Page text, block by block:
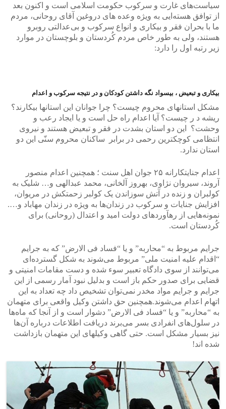
سیاست‌های غارت و سرکوب حکومت اسلامی است و اکنون بعد
از توافق هسته‌ایی به ویژه وعده های دروغین آقای روحانی، مردم
ما با بحران فقر و بیکاری و انواع سرکوب و بی‌عدالتی روبرو
هستند، ولی به طور خاص مردم کُردستان و بلوچستان در موارد
زیر رتبه اول را دارد:
بیکاری و تبعیض ، بیسواد نگه داشتن کودکان و در نتیجه سرکوب و اعدام
مشکل استانهای محروم چیست؟ چرا جوانان این استانها بیکارند؟
ریشه د ر چیست؟ آیا اعدام راه حل است و یا ایجاد رعب و
وحشت؟ این دو استان بشدت در فقر و تبعیض هستند و نیروی
انتظامی کوچکترین رحمی در برابر ساکنان محروم سنّی این دو
استان ندارد.
اعدام جنایتکارانه ٢۵ جوان اهل سنت ؛ همچنین اعدام منصور
آروند، سیروان نژاوی، بهروز آلخانی، محمد عبدالهی و… شلیک به
کولبران و زنده در آتش سوزاندن یک کولبر زحمتکش در مریوان،
افزایش جنایات و سرکوب در زندان‌ها به ویژه در زندان مهاباد و….
نمونه‌هایی از رهآوردهای دولت امید و اعتدال (روحانی) برای
کُردستان است.
جرایم مربوط به “محاربه” و یا “فساد فی الارض” که به جرایم
“اقدام علیه امنیت ملی” مربوط می‌شوند به شکل گسترده‌ای
می‌توانند از سوی دادگاه تعبیر سوء شدە و دست مقامات امنیتی و
قضایی برای صدور حکم باز است و بدلیل نبود آمار رسمی از این
جرایم و جرایم مواد مخدر نمی‌توان تشخیص داد چه تعداد به این
اتهام اعدام می‌شوند.همچنین حق داشتن وکیل واقعی برای متهمان
به “محاربه” و یا “فساد فی الارض” دشوار است و از آنجا که ماه‌ها
در سلول‌های انفرادی بسر می‌برند دریافت اطلاعات درباره آن‌ها
نیز بسیار مشکل است. حتی گاهی وکیلهای این متهمان بازداشت
شده اند!